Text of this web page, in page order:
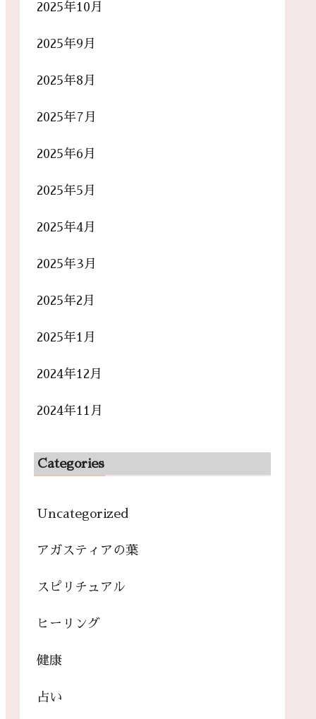
2025年10月
2025年9月
2025年8月
2025年7月
2025年6月
2025年5月
2025年4月
2025年3月
2025年2月
2025年1月
2024年12月
2024年11月
Categories
Uncategorized
アガスティアの葉
スピリチュアル
ヒーリング
健康
占い